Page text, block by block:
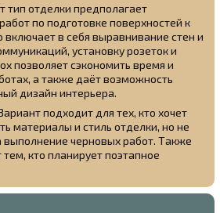
отделки предполагает
по подготовке поверхностей к
в себя выравнивание стен и
установку розеток и
позволяет сэкономить время и
а также даёт возможность
дизайн интерьера.
подходит для тех, кто хочет
материалы и стиль отделки, но не
выполнение черновых работ. Также
кто планирует поэтапное